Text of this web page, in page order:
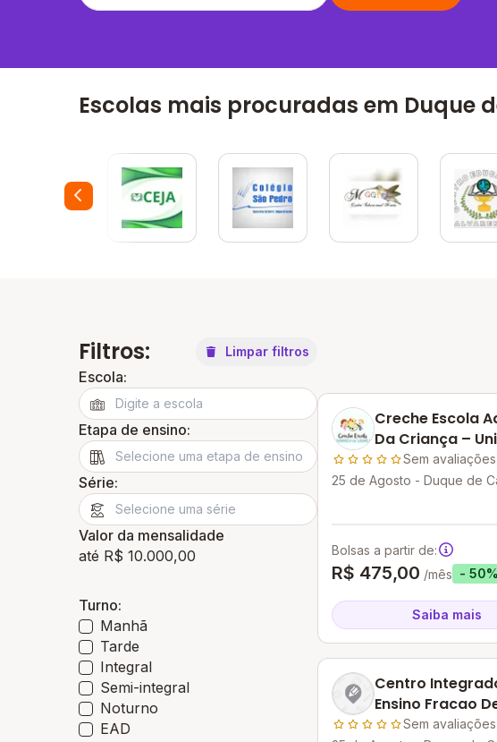
Escolas mais procuradas em Duque
Filtros: Limpar filtros
Escola:
Etapa de ensino:
Série:
Valor da mensalidade
até R$ 10.000,00
Turno:
Manhã
Tarde
Integral
Semi-integral
Noturno
EAD
Creche Escola
Da Criança –
De Agosto
Sem avaliações
25 de Agosto - Duque de
Bolsas a partir de:
R$ 475,00 /mês - 50%
Saiba mais
Centro
Ensino Fracao
Sem avaliações